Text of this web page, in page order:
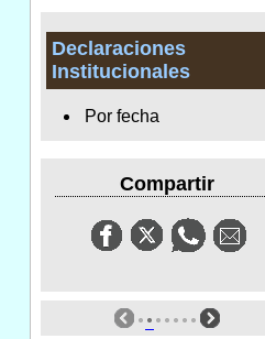
Declaraciones
Institucionales
Por fecha
Compartir